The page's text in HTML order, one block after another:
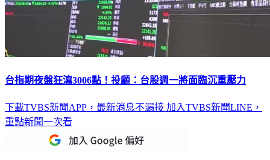
台指期夜盤狂瀉3006點！投顧：台股週一將面臨沉重壓力
下載TVBS新聞APP，最新消息不漏接 加入TVBS新聞LINE，
重點新聞一次看